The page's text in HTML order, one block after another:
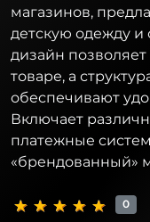
магазинов,
детскую одежду и
дизайн
товаре, а
обеспечивают
Включает
платежные
«брендованный»
0